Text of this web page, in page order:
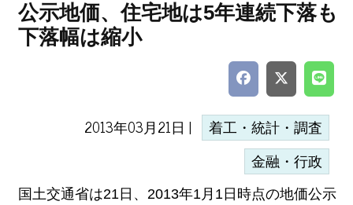
公示地価、住宅地は5年連続下落も
下落幅は縮小
2013年03月21日 | 着工・統計・調査
金融・行政
国土交通省は21日、2013年1月1日時点の地価公示